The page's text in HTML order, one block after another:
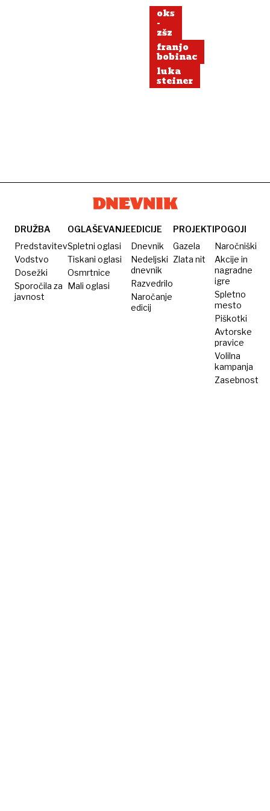
oks
-
zšz
franjo
bobinac
luka
steiner
DRUŽBA
Predstavitev
Vodstvo
Dosežki
Sporočila za
javnost
OGLAŠEVANJE
Spletni oglasi
Tiskani oglasi
Osmrtnice
Mali oglasi
EDICIJE
Dnevnik
Nedeljski
dnevnik
Razvedrilo
Naročanje
edicij
PROJEKTI
Gazela
Zlata nit
POGOJI
Naročniški
Akcije in
nagradne
igre
Spletno
mesto
Piškotki
Avtorske
pravice
Volilna
kampanja
Zasebnost